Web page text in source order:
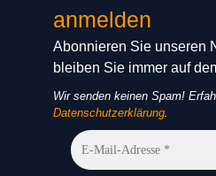
anmelden
Abonnieren Sie unseren
bleiben Sie immer auf
Wir senden keinen Spam!
Datenschutzerklärung